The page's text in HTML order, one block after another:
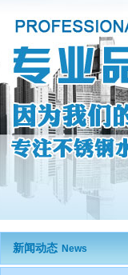
新闻动态 News